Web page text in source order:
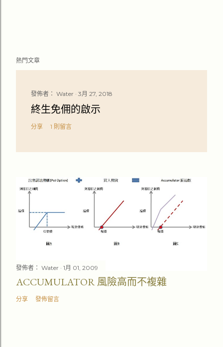
熱門文章
發佈者： Water 3月 27, 2018
終生免佣的啟示
分享 1 則留言
發佈者： Water 1月 01, 2009
ACCUMULATOR 風險高而不複雜
分享 發佈留言